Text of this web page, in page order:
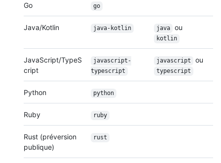
Go go
Java/Kotlin java-kotlin java ou
kotlin
JavaScript/TypeS
cript
javascript-
typescript
javascript ou
typescript
Python python
Ruby ruby
Rust (préversion
publique)
rust